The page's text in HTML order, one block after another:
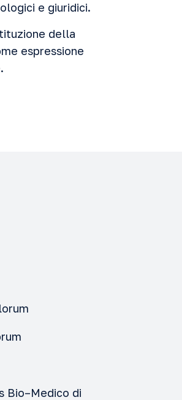
e giuridici.
della
espressione
Bio–Medico di